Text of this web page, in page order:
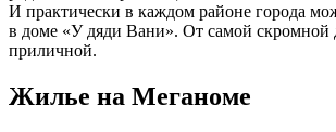
И практически в каждом районе города
в доме «У дяди Вани». От самой скромной
приличной.
Жилье на Меганоме